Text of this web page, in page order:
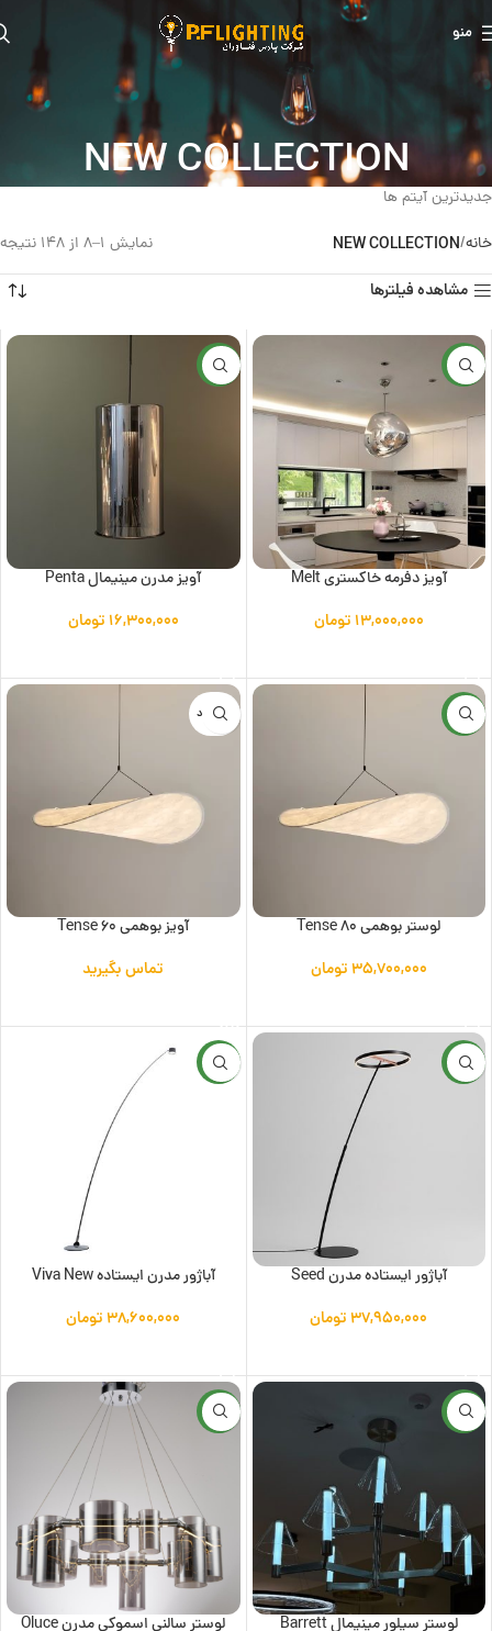
منو
NEW COLLECTION
جدیدترین آیتم ها
خانه NEW COLLECTION نمایش 1–8 از 148 نتیجه
مشاهده فیلترها
جدید
آویز دفرمه خاکستری Melt
۱۳,۰۰۰,۰۰۰ تومان
جدید
آویز مدرن مینیمال Penta
۱۶,۳۰۰,۰۰۰ تومان
جدید
لوستر بوهمی Tense 80
۳۵,۷۰۰,۰۰۰تومان
ناموجود
آویز بوهمی Tense 60
تماس بگیرید
جدید
آباژور ایستاده مدرن Seed
۳۷,۹۵۰,۰۰۰تومان
جدید
آباژور مدرن ایستاده Viva New
۳۸,۶۰۰,۰۰۰تومان
جدید
لوستر سیلور مینیمال Barrett
جدید
لوستر سالنی اسموکی مدرن Oluce